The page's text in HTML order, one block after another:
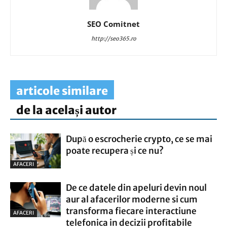
SEO Comitnet
http://seo365.ro
articole similare
de la același autor
AFACERI
După o escrocherie crypto, ce se mai
poate recupera și ce nu?
AFACERI
De ce datele din apeluri devin noul
aur al afacerilor moderne si cum
transforma fiecare interactiune
telefonica in decizii profitabile